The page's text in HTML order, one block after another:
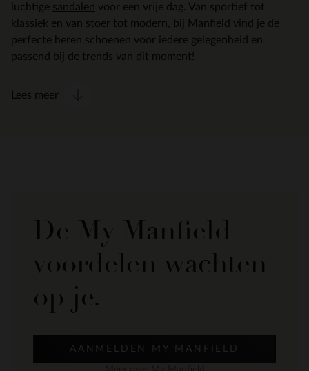
luchtige sandalen voor een vrije dag. Van sportief tot
klassiek en van stoer tot modern, bij Manfield vind je de
perfecte heren schoenen voor iedere gelegenheid en
passend bij de trends van dit moment!
Lees meer
De My Manfield
voordelen wachten
op je.
AANMELDEN MY MANFIELD